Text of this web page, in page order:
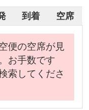
到着 空席
便の空席が見
お手数です
索してくださ